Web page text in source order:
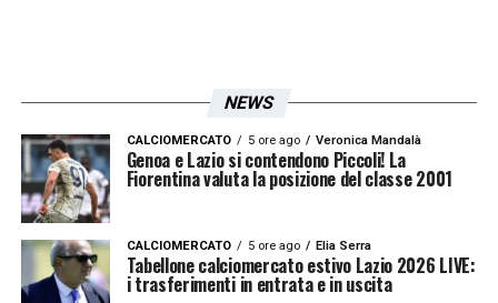
NEWS
CALCIOMERCATO 5 ore ago Veronica Mandalà
Genoa e Lazio si contendono Piccoli! La
Fiorentina valuta la posizione del classe 2001
CALCIOMERCATO 5 ore ago Elia Serra
Tabellone calciomercato estivo Lazio 2026 LIVE:
i trasferimenti in entrata e in uscita